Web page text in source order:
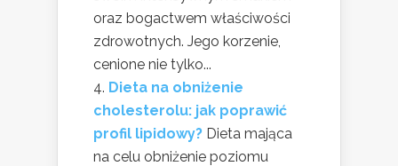
oraz bogactwem właściwości
zdrowotnych. Jego korzenie,
cenione nie tylko...
Dieta na obniżenie
cholesterolu: jak poprawić
profil lipidowy? Dieta mająca
na celu obniżenie poziomu